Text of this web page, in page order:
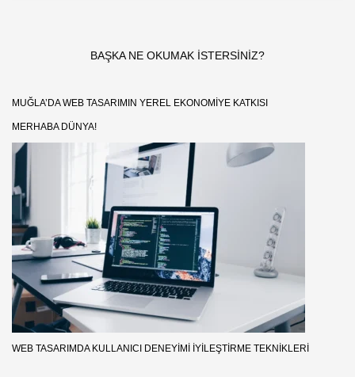
BAŞKA NE OKUMAK ISTERSINIZ?
MUĞLA’DA WEB TASARIMIN YEREL EKONOMIYE KATKISI
MERHABA DÜNYA!
WEB TASARIMDA KULLANICI DENEYIMI İYILEŞTIRME TEKNIKLERI